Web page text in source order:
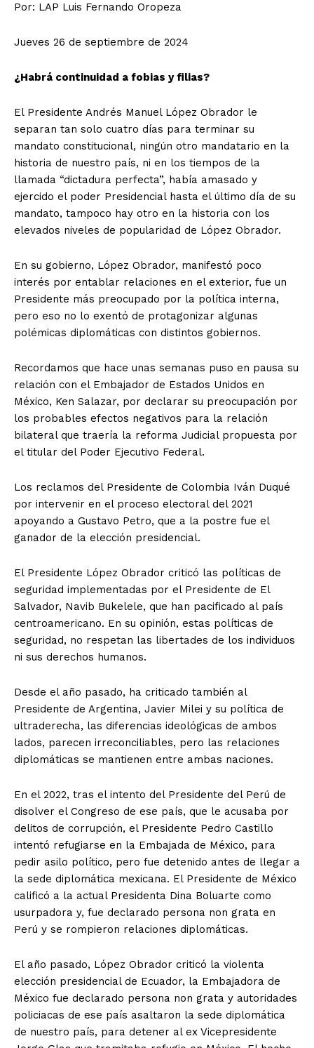
Por: LAP Luis Fernando Oropeza
Jueves 26 de septiembre de 2024
¿Habrá continuidad a fobias y filias?
El Presidente Andrés Manuel López Obrador le
separan tan solo cuatro días para terminar su
mandato constitucional, ningún otro mandatario en la
historia de nuestro país, ni en los tiempos de la
llamada “dictadura perfecta”, había amasado y
ejercido el poder Presidencial hasta el último día de su
mandato, tampoco hay otro en la historia con los
elevados niveles de popularidad de López Obrador.
En su gobierno, López Obrador, manifestó poco
interés por entablar relaciones en el exterior, fue un
Presidente más preocupado por la política interna,
pero eso no lo exentó de protagonizar algunas
polémicas diplomáticas con distintos gobiernos.
Recordamos que hace unas semanas puso en pausa su
relación con el Embajador de Estados Unidos en
México, Ken Salazar, por declarar su preocupación por
los probables efectos negativos para la relación
bilateral que traería la reforma Judicial propuesta por
el titular del Poder Ejecutivo Federal.
Los reclamos del Presidente de Colombia Iván Duqué
por intervenir en el proceso electoral del 2021
apoyando a Gustavo Petro, que a la postre fue el
ganador de la elección presidencial.
El Presidente López Obrador criticó las políticas de
seguridad implementadas por el Presidente de El
Salvador, Navib Bukelele, que han pacificado al país
centroamericano. En su opinión, estas políticas de
seguridad, no respetan las libertades de los individuos
ni sus derechos humanos.
Desde el año pasado, ha criticado también al
Presidente de Argentina, Javier Milei y su política de
ultraderecha, las diferencias ideológicas de ambos
lados, parecen irreconciliables, pero las relaciones
diplomáticas se mantienen entre ambas naciones.
En el 2022, tras el intento del Presidente del Perú de
disolver el Congreso de ese país, que le acusaba por
delitos de corrupción, el Presidente Pedro Castillo
intentó refugiarse en la Embajada de México, para
pedir asilo político, pero fue detenido antes de llegar a
la sede diplomática mexicana. El Presidente de México
calificó a la actual Presidenta Dina Boluarte como
usurpadora y, fue declarado persona non grata en
Perú y se rompieron relaciones diplomáticas.
El año pasado, López Obrador criticó la violenta
elección presidencial de Ecuador, la Embajadora de
México fue declarado persona non grata y autoridades
policiacas de ese país asaltaron la sede diplomática
de nuestro país, para detener al ex Vicepresidente